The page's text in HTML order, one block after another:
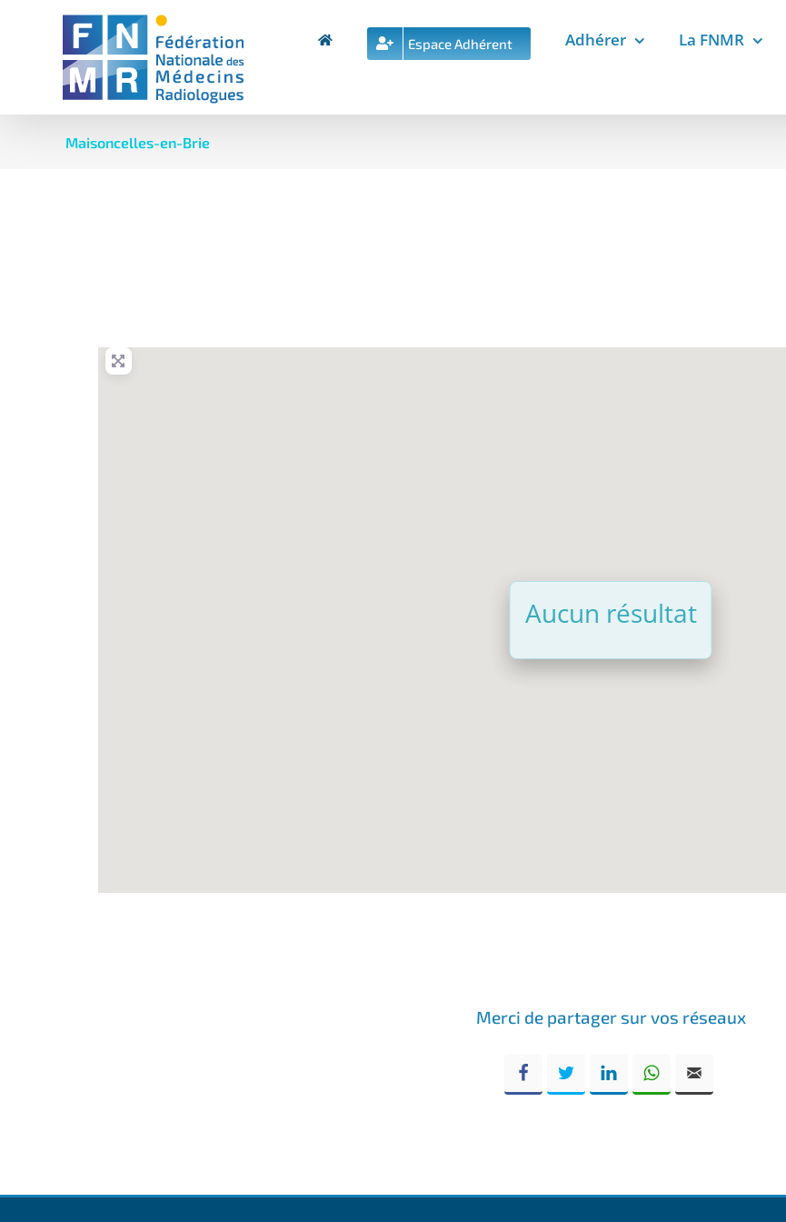
Espace Adhérent Adhérer La FNMR
Maisoncelles-en-Brie
Aucun résultat
Merci de partager sur vos réseaux
Facebook Twitter LinkedIn WhatsApp